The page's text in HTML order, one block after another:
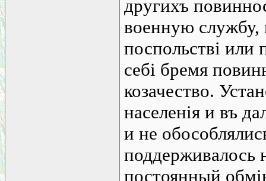
другихъ
военную службу,
поспольстві или
себі бремя
козачество.
населенія и въ
и не
поддерживалось
постоянный